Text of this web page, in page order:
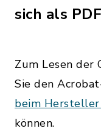
sich als
Zum Lesen der
Sie den
beim
können.